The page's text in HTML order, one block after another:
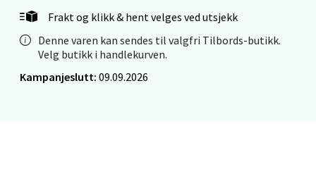
Frakt og klikk & hent velges ved utsjekk
Denne varen kan sendes til valgfri Tilbords-butikk.
Velg butikk i handlekurven.
Kampanjeslutt: 09.09.2026
Ålesund - Thon Senter Moa
Langelandsvegen 25, 6010 Ålesund
Åpent i dag 10-20
0 i butikk